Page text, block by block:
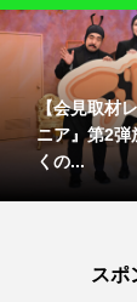
【会見取材
ニア』第2弾
くの...
スポ